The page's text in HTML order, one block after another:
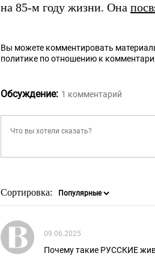
на 85-м году жизни. Она
Вы можете комментировать
политике по отношению к
Обсуждение: 1 комментарий
Сортировка:
09.06.2025
Почему такие РУССКИЕ